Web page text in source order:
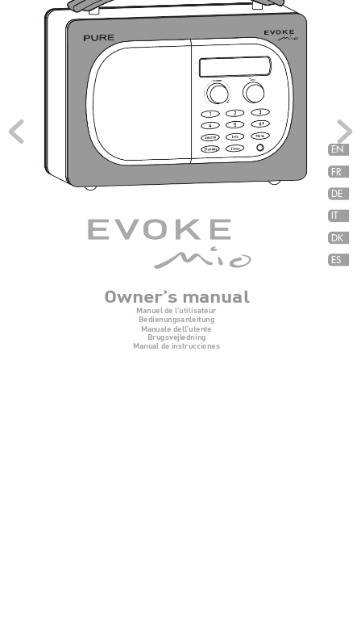
DE
DK
FR
ES
Bedienungsanleitung
Manuel de l’utilisateur
Manuale dell’utente
Brugsvejledning
Manual de instrucciones
Owner’s manual
EN